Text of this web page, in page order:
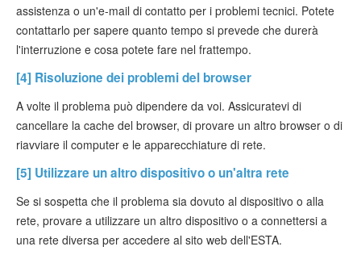
assistenza o un'e-mail di contatto per i problemi tecnici. Potete
contattarlo per sapere quanto tempo si prevede che durerà
l'interruzione e cosa potete fare nel frattempo.
[4] Risoluzione dei problemi del browser
A volte il problema può dipendere da voi. Assicuratevi di
cancellare la cache del browser, di provare un altro browser o di
riavviare il computer e le apparecchiature di rete.
[5] Utilizzare un altro dispositivo o un'altra rete
Se si sospetta che il problema sia dovuto al dispositivo o alla
rete, provare a utilizzare un altro dispositivo o a connettersi a
una rete diversa per accedere al sito web dell'ESTA.